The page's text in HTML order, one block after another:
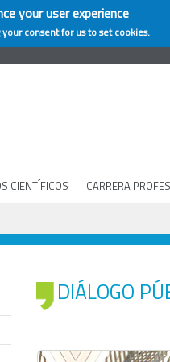
your user experience
consent for us to set cookies.
CIENTÍFICOS CARRERA
DIÁLOGO